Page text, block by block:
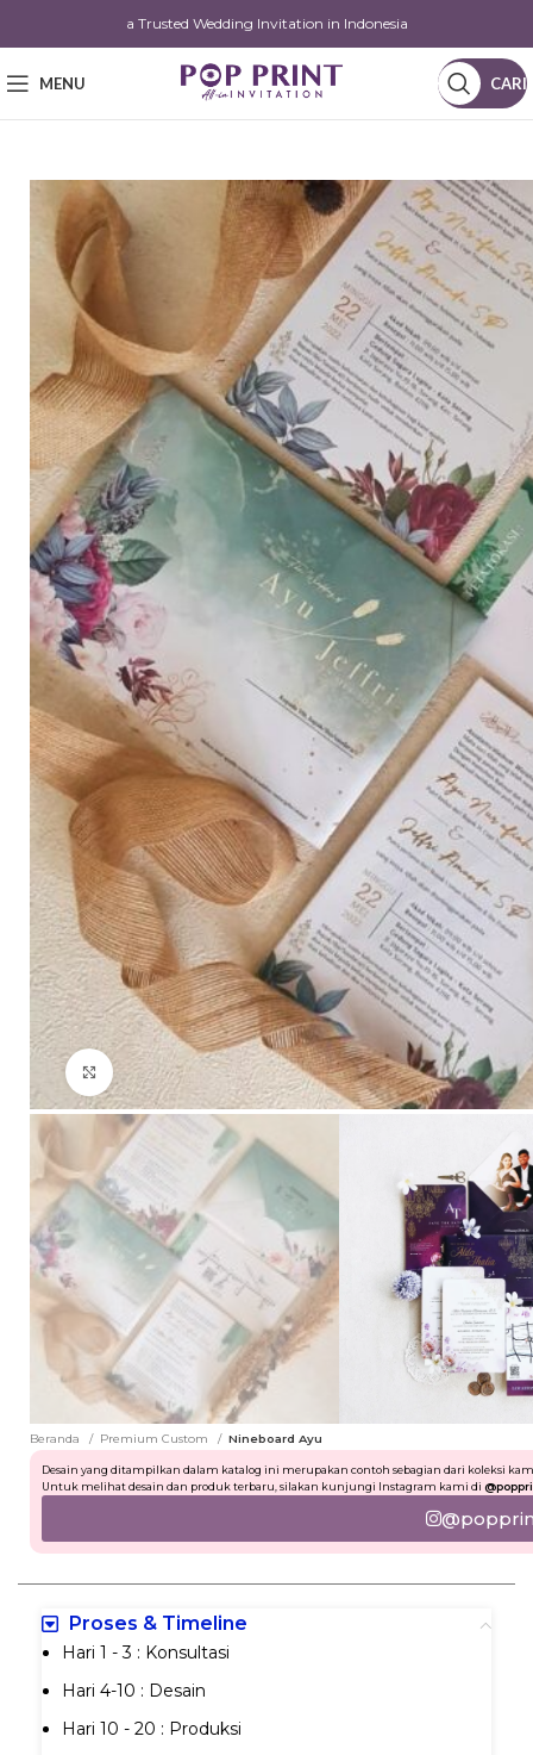
a Trusted Wedding Invitation in Indonesia
MENU CARI
Click to enlarge
Beranda Premium Custom Nineboard Ayu
Desain yang ditampilkan dalam katalog ini merupakan contoh sebagian dari koleksi
Untuk melihat desain dan produk terbaru, silakan kunjungi Instagram kami di
Proses & Timeline
Hari 1 - 3 : Konsultasi
Hari 4-10 : Desain
Hari 10 - 20 : Produksi